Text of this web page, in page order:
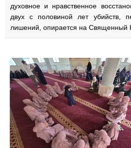
духовное и нравственное
двух с половиной лет убийств,
лишений, опирается на Священный